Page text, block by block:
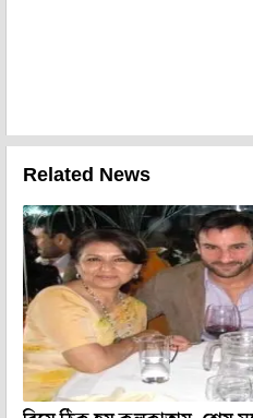
Related News